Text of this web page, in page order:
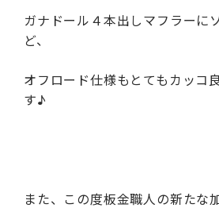
ガナドール４本出しマフラーに
ど、
オフロード仕様もとてもカッコ
す♪
また、この度板金職人の新たな